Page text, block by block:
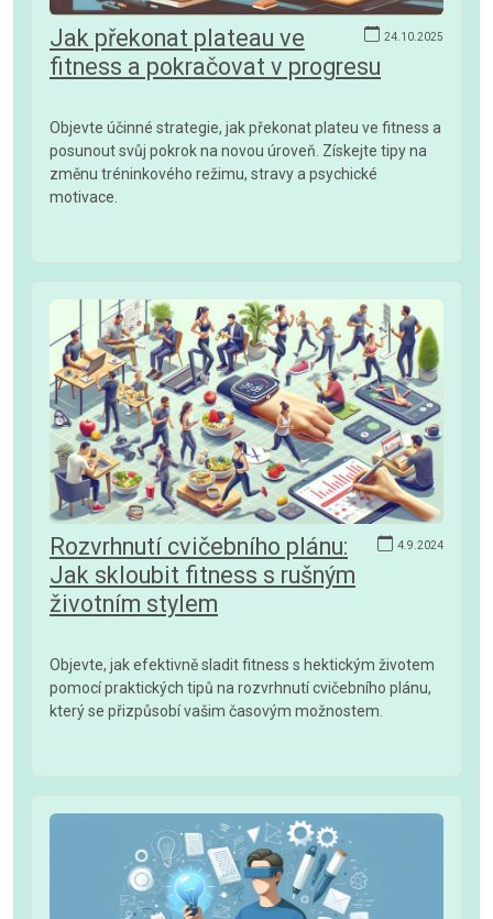
24.10.2025
Jak překonat plateau ve
fitness a pokračovat v progresu
Objevte účinné strategie, jak překonat plateu ve fitness a
posunout svůj pokrok na novou úroveň. Získejte tipy na
změnu tréninkového režimu, stravy a psychické
motivace.
4.9.2024
Rozvrhnutí cvičebního plánu:
Jak skloubit fitness s rušným
životním stylem
Objevte, jak efektivně sladit fitness s hektickým životem
pomocí praktických tipů na rozvrhnutí cvičebního plánu,
který se přizpůsobí vašim časovým možnostem.